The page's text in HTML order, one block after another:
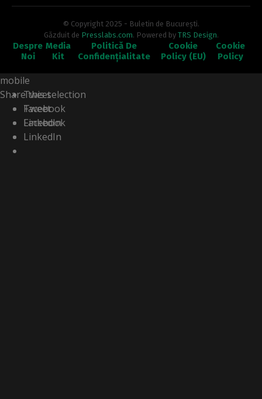
© Copyright 2025 - Buletin de București.
Găzduit de Presslabs.com. Powered by TRS Design.
Despre
Noi
Media
Kit
Politică De
Confidențialitate
Cookie
Policy (EU)
Cookie
Policy
Tweet
Facebook
LinkedIn
Share this selection
Tweet
Facebook
LinkedIn